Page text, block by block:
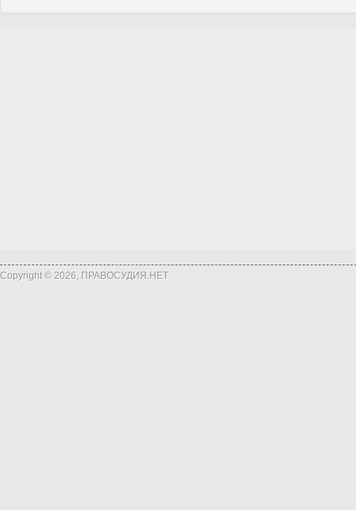
Copyright © 2026, ПРАВОСУДИЯ.НЕТ